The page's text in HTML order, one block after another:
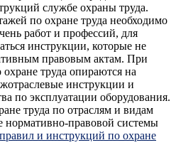
службе охраны труда.
по охране труда необходимо
работ и профессий, для
инструкции, которые не
правовым актам. При
труда опираются на
инструкции и
по эксплуатации оборудования.
труда по отраслям и видам
нормативно-правовой системы
и инструкций по охране